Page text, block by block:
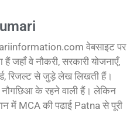
वेबसाइट पर
जहाँ वे नौकरी, सरकारी योजनाएँ,
रिजल्ट से जुड़े लेख लिखती हैं।
नौगछिआ के रहने वाली हैं। लेकिन
में MCA की पढाई Patna से पूरी